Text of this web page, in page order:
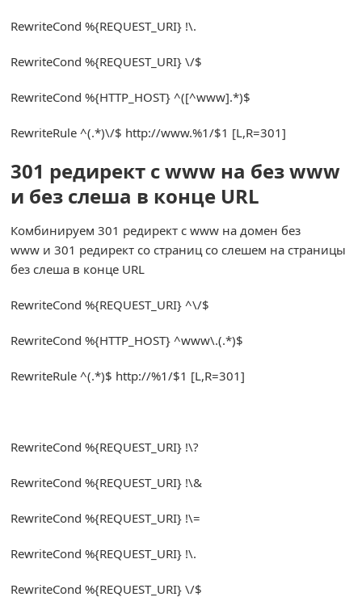
RewriteCond %{REQUEST_URI} !\.
RewriteCond %{REQUEST_URI} \/$
RewriteCond %{HTTP_HOST} ^([^www].*)$
RewriteRule ^(.*)\/$ http://www.%1/$1 [L,R=301]
301 редирект с www на без www
и без слеша в конце URL
Комбинируем 301 редирект с www на домен без
www и 301 редирект со страниц со слешем на страницы
без слеша в конце URL
RewriteCond %{REQUEST_URI} ^\/$
RewriteCond %{HTTP_HOST} ^www\.(.*)$
RewriteRule ^(.*)$ http://%1/$1 [L,R=301]
RewriteCond %{REQUEST_URI} !\?
RewriteCond %{REQUEST_URI} !\&
RewriteCond %{REQUEST_URI} !\=
RewriteCond %{REQUEST_URI} !\.
RewriteCond %{REQUEST_URI} \/$